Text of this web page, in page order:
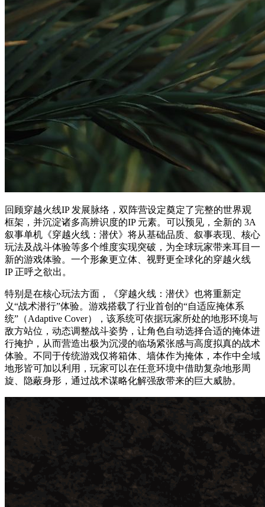
回顾穿越火线IP 发展脉络，双阵营设定奠定了完整的世界观
框架，并沉淀诸多高辨识度的IP 元素。可以预见，全新的 3A
叙事单机《穿越火线：潜伏》将从基础品质、叙事表现、核心
玩法及战斗体验等多个维度实现突破，为全球玩家带来耳目一
新的游戏体验。一个形象更立体、视野更全球化的穿越火线
IP 正呼之欲出。
特别是在核心玩法方面，《穿越火线：潜伏》也将重新定
义“战术潜行”体验。游戏搭载了行业首创的“自适应掩体系
统”（Adaptive Cover），该系统可依据玩家所处的地形环境与
敌方站位，动态调整战斗姿势，让角色自动选择合适的掩体进
行掩护，从而营造出极为沉浸的临场紧张感与高度拟真的战术
体验。不同于传统游戏仅将箱体、墙体作为掩体，本作中全域
地形皆可加以利用，玩家可以在任意环境中借助复杂地形周
旋、隐蔽身形，通过战术谋略化解强敌带来的巨大威胁。